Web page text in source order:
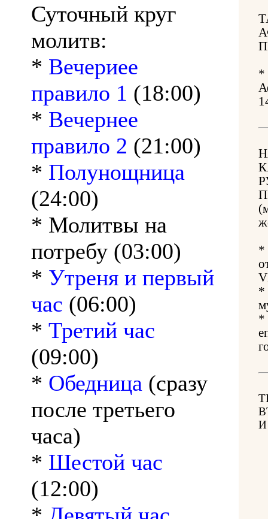
Суточный круг
молитв:
* Вечериее
правило 1 (18:00)
* Вечернее
правило 2 (21:00)
* Полунощница
(24:00)
* Молитвы на
потребу (03:00)
* Утреня и первый
час (06:00)
* Третий час
(09:00)
* Обедница (сразу
после третьего
часа)
* Шестой час
(12:00)
*
*
*
*